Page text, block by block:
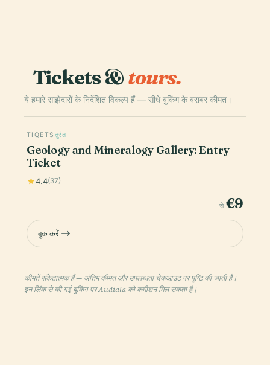
Tickets &tours.
ये हमारे साझेदारों के निर्देशित विकल्प हैं — सीधे बुकिंग के बराबर कीमत।
TIQETS तुरंत
Geology and Mineralogy Gallery: Entry
Ticket
4.4(37)
से €9
बुक करें
कीमतें संकेतात्मक हैं — अंतिम कीमत और उपलब्धता चेकआउट पर पुष्टि की जाती है।
इन लिंक से की गई बुकिंग पर Audiala को कमीशन मिल सकता है।